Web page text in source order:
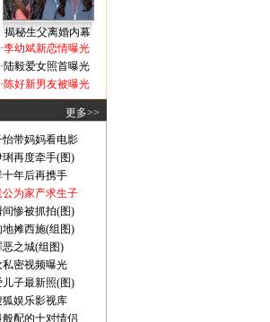
揭秘生父离婚内幕
·李幼斌新恋情曝光
·陆毅爱女照首曝光
·陈好新男友被曝光
更多>>
带妈妈看电影
再度牵手(图)
年后再携手
为家产求生子
惨被抓拍(图)
摊西施(组图)
之城(组图)
密视频曝光
子最新照(图)
狐娱乐影视库
配的十对情侣